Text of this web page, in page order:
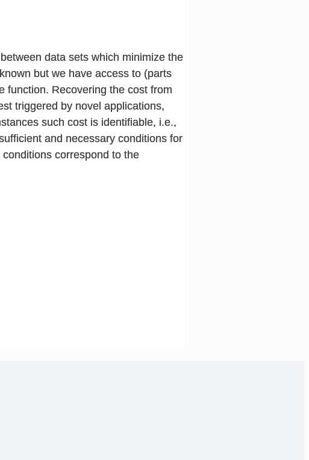
data sets which minimize the
but we have access to (parts
function. Recovering the cost from
triggered by novel applications,
such cost is identifiable, i.e.,
and necessary conditions for
correspond to the